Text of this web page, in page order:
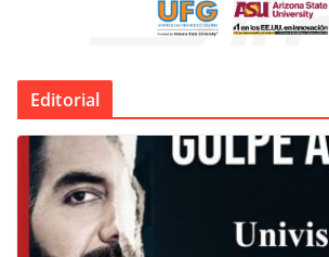
Editorial